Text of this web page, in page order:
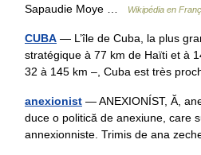
Sapaudie Moye …
Wikipédia en
CUBA — L’île de Cuba, la plus
stratégique à 77 km de Haïti et à
32 à 145 km –, Cuba est très
anexionist — ANEXIONÍST, Ă,
duce o politică de anexiune, care
annexionniste. Trimis de ana